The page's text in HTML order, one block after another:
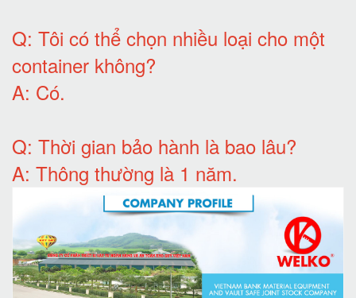
Q: Tôi có thể chọn nhiều loại cho một
container không?
A: Có.
Q: Thời gian bảo hành là bao lâu?
A: Thông thường là 1 năm.